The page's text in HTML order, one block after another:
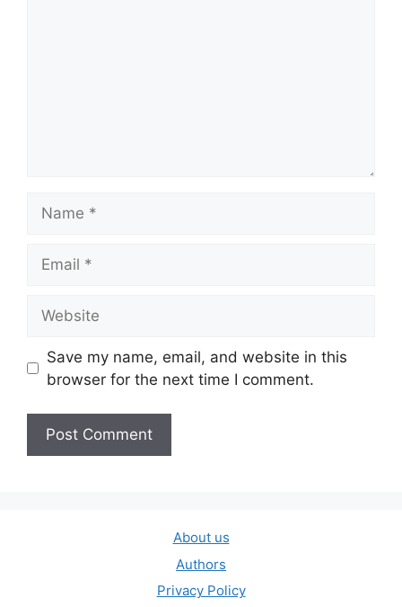
Save my name, email, and website in this
browser for the next time I comment.
About us
Authors
Privacy Policy